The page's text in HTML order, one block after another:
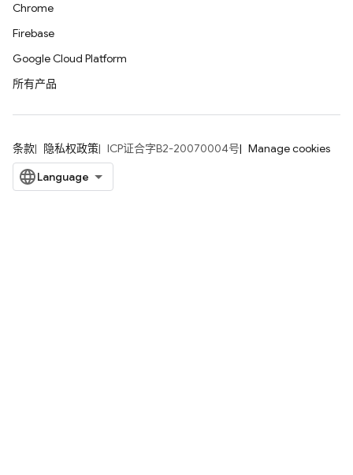
Chrome
Firebase
Google Cloud Platform
所有产品
条款 隐私权政策 ICP证合字B2-20070004号 Manage cookies